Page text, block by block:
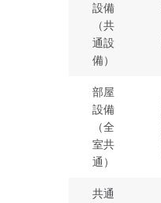
設備
（共
通設
備）
部屋
設備
（全
室共
通）
共通